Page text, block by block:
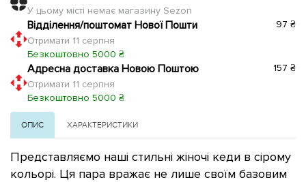
У цьому місті немає магазину Sezon
Відділення/поштомат Нової Пошти
Отримати 11 серпня
Безкоштовно 5000 ₴
97 ₴
Адресна доставка Новою Поштою
Отримати 11 серпня
Безкоштовно 5000 ₴
157 ₴
ОПИС ХАРАКТЕРИСТИКИ
Представляємо наші стильні жіночі кеди в сірому
кольорі. Ця пара вражає не лише своїм базовим